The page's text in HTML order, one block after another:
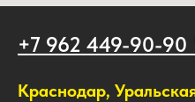
+7 962 449-90-90
Краснодар,